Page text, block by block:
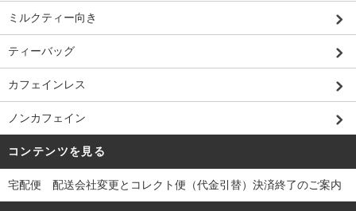
ミルクティー向き
ティーバッグ
カフェインレス
ノンカフェイン
コンテンツを見る
宅配便 配送会社変更とコレクト便（代金引替）決済終了のご案内